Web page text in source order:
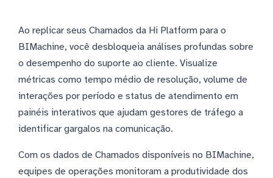
Ao replicar seus Chamados da Hi Platform para o
BIMachine, você desbloqueia análises profundas sobre
o desempenho do suporte ao cliente. Visualize
métricas como tempo médio de resolução, volume de
interações por período e status de atendimento em
painéis interativos que ajudam gestores de tráfego a
identificar gargalos na comunicação.
Com os dados de Chamados disponíveis no BIMachine,
equipes de operações monitoram a produtividade dos